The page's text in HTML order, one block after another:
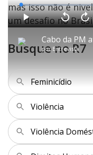
mas isso não é
um desafio no
por Entrevista
P V
l
t
a
r
1
u
n
o
A
a
n
ç
a
d
u
L
o
a
d
e
:
1
.
3
Busque no R7
Feminicídio
Violência
Violência